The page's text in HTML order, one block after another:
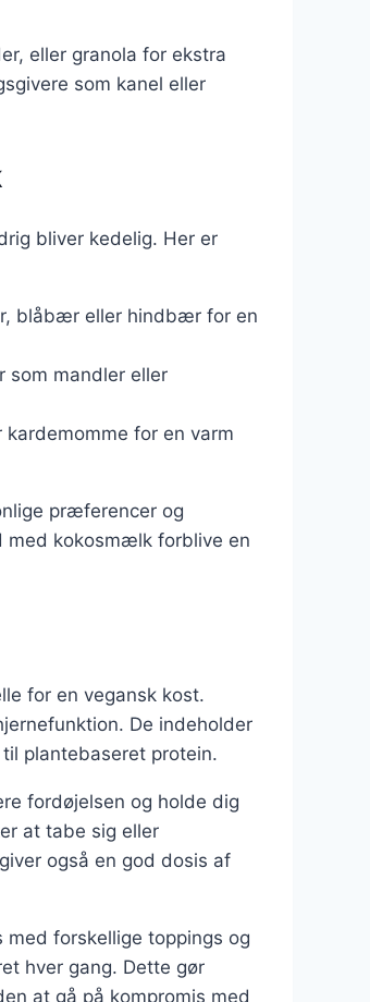
eller granola for ekstra
som kanel eller
bliver kedelig. Her er
blåbær eller hindbær for en
som mandler eller
for en varm
præferencer og
med kokosmælk forblive en
for en vegansk kost.
De indeholder
plantebaseret protein.
fordøjelsen og holde dig
at tabe sig eller
også en god dosis af
forskellige toppings og
hver gang. Dette gør
at gå på kompromis med